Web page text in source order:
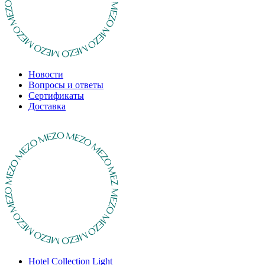
Новости
Вопросы и ответы
Сертификаты
Доставка
Hotel Collection Light